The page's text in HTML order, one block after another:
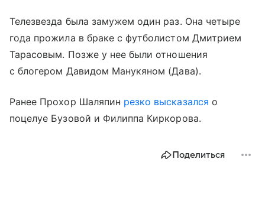
Телезвезда была замужем один раз. Она четыре
года прожила в браке с футболистом Дмитрием
Тарасовым. Позже у нее были отношения
с блогером Давидом Манукяном (Дава).
Ранее Прохор Шаляпин резко высказался о
поцелуе Бузовой и Филиппа Киркорова.
Поделиться